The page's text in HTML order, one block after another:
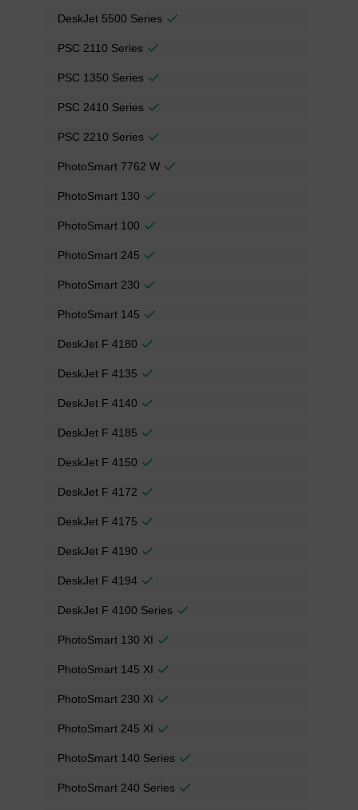
DeskJet 5500 Series
PSC 2110 Series
PSC 1350 Series
PSC 2410 Series
PSC 2210 Series
PhotoSmart 7762 W
PhotoSmart 130
PhotoSmart 100
PhotoSmart 245
PhotoSmart 230
PhotoSmart 145
DeskJet F 4180
DeskJet F 4135
DeskJet F 4140
DeskJet F 4185
DeskJet F 4150
DeskJet F 4172
DeskJet F 4175
DeskJet F 4190
DeskJet F 4194
DeskJet F 4100 Series
PhotoSmart 130 XI
PhotoSmart 145 XI
PhotoSmart 230 XI
PhotoSmart 245 XI
PhotoSmart 140 Series
PhotoSmart 240 Series